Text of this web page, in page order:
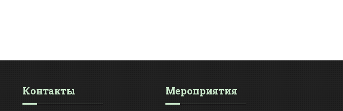
Контакты Мероприятия